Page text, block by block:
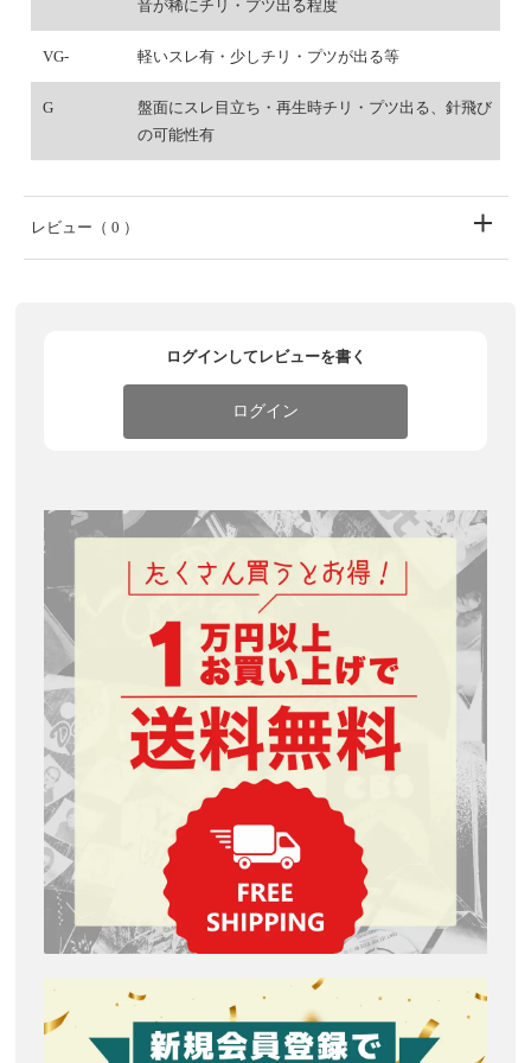
音が稀にチリ・プツ出る程度
VG- 軽いスレ有・少しチリ・プツが出る等
G
盤面にスレ目立ち・再生時チリ・プツ出る、針飛び
の可能性有
レビュー （ 0 ）
ログインしてレビューを書く
ログイン